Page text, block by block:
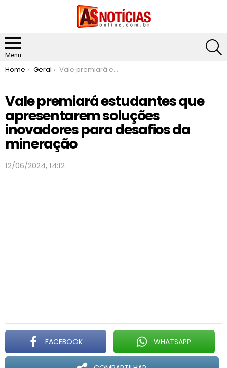
Menu
You are here:
Home Geral Vale premiará estudantes que apresentarem soluções inovadores para desafios da mineração
Vale premiará estudantes que
apresentarem soluções
inovadores para desafios da
mineração
12/06/2024, 14:12
FACEBOOK WHATSAPP